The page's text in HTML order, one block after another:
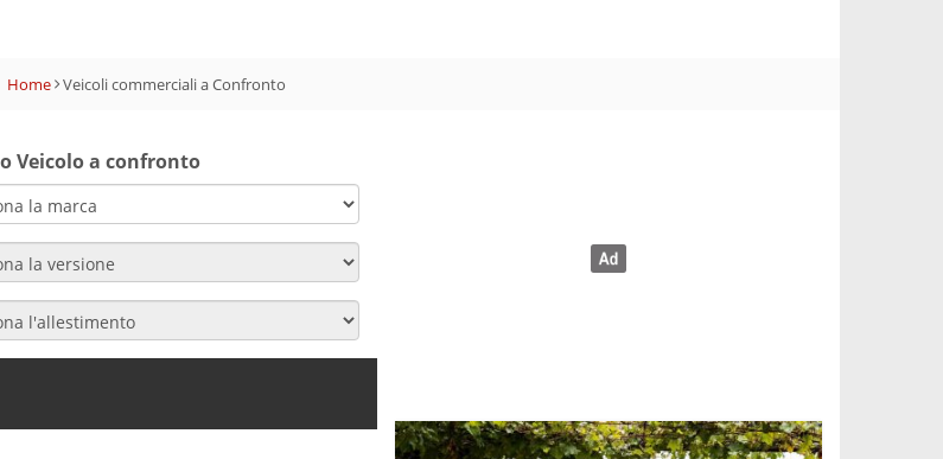
Home Veicoli commerciali a Confronto
Veicolo a confronto